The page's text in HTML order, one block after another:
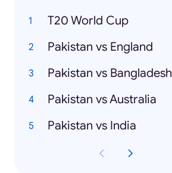
T20 World Cup
Pakistan vs England
Pakistan vs Bangladesh
Pakistan vs Australia
Pakistan vs India